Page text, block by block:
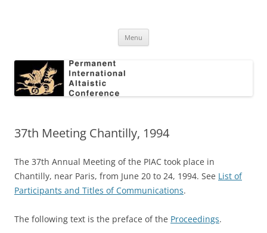
Conference
Menu
37th Meeting Chantilly, 1994
The 37th Annual Meeting of the PIAC took place in
Chantilly, near Paris, from June 20 to 24, 1994. See List of
Participants and Titles of Communications.
The following text is the preface of the Proceedings.